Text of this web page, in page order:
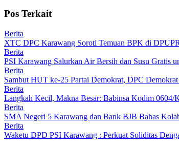
Pos Terkait
Berita
XTC DPC Karawang Soroti Temuan BPK di
Berita
PSI Karawang Salurkan Air Bersih dan Susu Gratis
Berita
Sambut HUT ke-25 Partai Demokrat, DPC
Berita
Langkah Kecil, Makna Besar: Babinsa Kodim 0604/
Berita
SMA Negeri 5 Karawang dan Bank BJB Bahas
Berita
Waketu DPD PSI Karawang : Perkuat Soliditas